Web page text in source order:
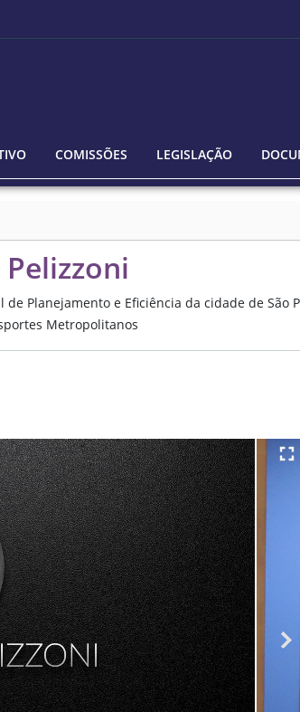
COMISSÕES LEGISLAÇÃO
Planejamento e Eficiência da cidade de
Metropolitanos